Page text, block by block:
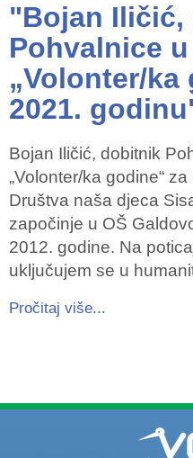
"Bojan
Pohvalnice
„Volonter/ka
2021.
Bojan Iličić, dobitnik
„Volonter/ka godine“
Društva naša djeca
započinje u OŠ
2012. godine. Na
uključujem se u
Pročitaj više...